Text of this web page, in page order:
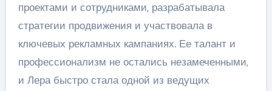
проектами и сотрудниками, разрабатывала
стратегии продвижения и участвовала в
ключевых рекламных кампаниях. Ее талант и
профессионализм не остались незамеченными,
и Лера быстро стала одной из ведущих